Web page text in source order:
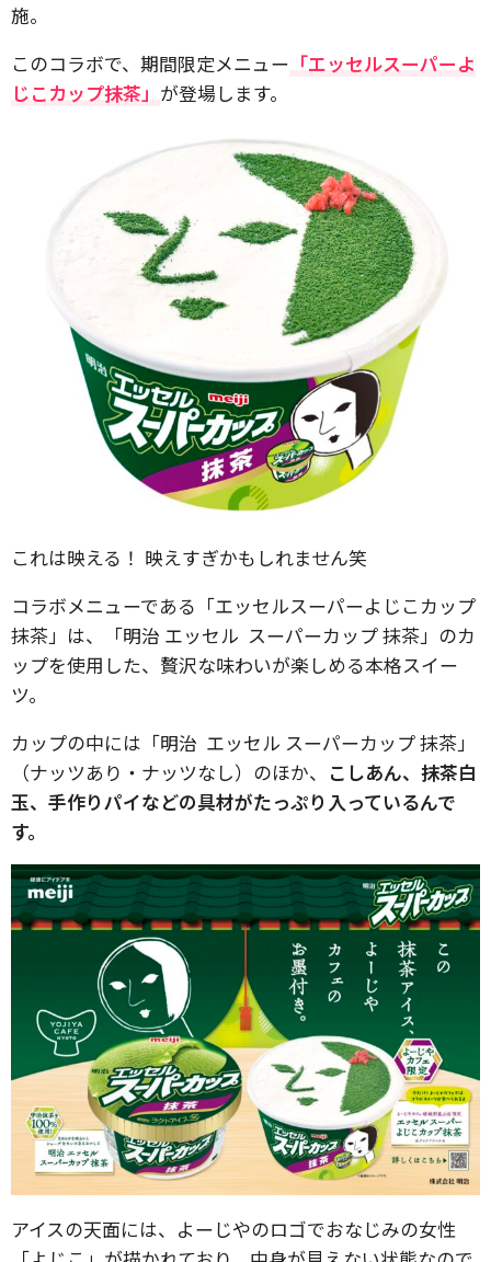
施。
このコラボで、期間限定メニュー 「エッセルスーパーよ
じこカップ抹茶」 が登場します。
これは映える！ 映えすぎかもしれません笑
コラボメニューである「エッセルスーパーよじこカップ
抹茶」は、「明治 エッセル スーパーカップ 抹茶」のカ
ップを使用した、贅沢な味わいが楽しめる本格スイー
ツ。
カップの中には「明治 エッセル スーパーカップ 抹茶」
（ナッツあり・ナッツなし）のほか、 こしあん、抹茶白
玉、手作りパイなどの具材がたっぷり入っているんで
す。
アイスの天面には、よーじやのロゴでおなじみの女性